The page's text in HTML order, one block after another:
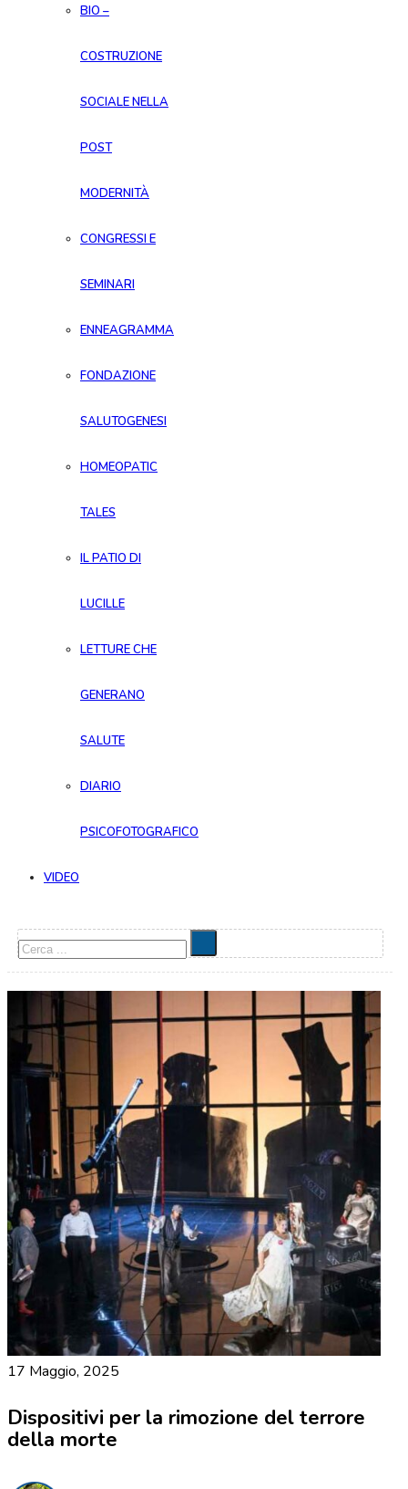
BIO –
COSTRUZIONE
SOCIALE NELLA
POST
MODERNITÀ
CONGRESSI E
SEMINARI
ENNEAGRAMMA
FONDAZIONE
SALUTOGENESI
HOMEOPATIC
TALES
IL PATIO DI
LUCILLE
LETTURE CHE
GENERANO
SALUTE
DIARIO
PSICOFOTOGRAFICO
VIDEO
Cerca
17 Maggio, 2025
Dispositivi per la rimozione del terrore
della morte